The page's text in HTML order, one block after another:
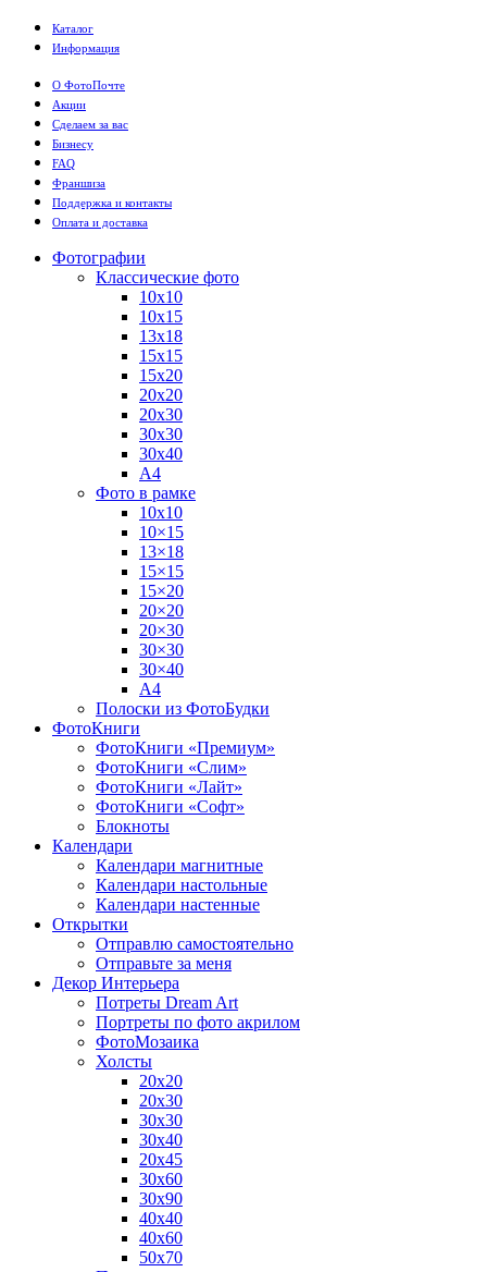
Каталог
Информация
О ФотоПочте
Акции
Сделаем за вас
Бизнесу
FAQ
Франшиза
Поддержка и контакты
Оплата и доставка
Фотографии
Классические фото
10х10
10х15
13х18
15х15
15х20
20х20
20х30
30х30
30х40
А4
Фото в рамке
10х10
10×15
13×18
15×15
15×20
20×20
20×30
30×30
30×40
A4
Полоски из ФотоБудки
ФотоКниги
ФотоКниги «Премиум»
ФотоКниги «Слим»
ФотоКниги «Лайт»
ФотоКниги «Софт»
Блокноты
Календари
Календари магнитные
Календари настольные
Календари настенные
Открытки
Отправлю самостоятельно
Отправьте за меня
Декор Интерьера
Потреты Dream Art
Портреты по фото акрилом
ФотоМозаика
Холсты
20х20
20х30
30х30
30х40
20х45
30х60
30х90
40х40
40х60
50х70